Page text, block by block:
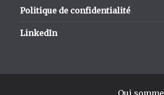
Politique de confidentialité
LinkedIn
Qui